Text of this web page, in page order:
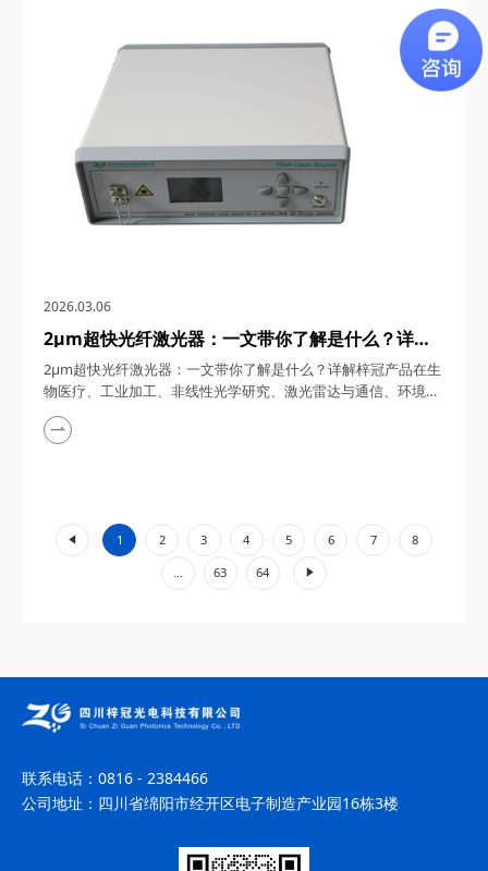
通信、5G/6G通信与雷达系统、光学相干层析成像（OCT）、光
学测量与传感以及太赫兹研究与超快激光等多个领域展现出非凡
的应用潜力。今天，四川梓冠光电...
2026.03.06
2μm超快光纤激光器：一文带你了解是什么？详解
梓冠产品在生物医疗、工业加工、非线性光学研究、
激光雷达与通信、环境监测等领域的实际应用
2μm超快光纤激光器：一文带你了解是什么？详解梓冠产品在生
物医疗、工业加工、非线性光学研究、激光雷达与通信、环境监
测等领域的实际应用 超快光纤激光器凭借其高功率、短脉冲、
宽调谐范围等特性，在激光技术迅猛发展的今天，成为科研与工
1 2 3 4 5 6 7 8
... 63 64
»
联系电话： 0816 - 2384466
公司地址： 四川省绵阳市经开区电子制造产业园16栋3楼